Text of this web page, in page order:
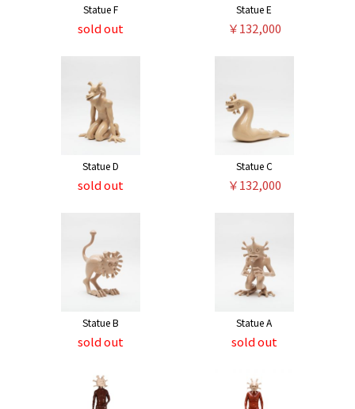
Statue F
sold out
Statue E
￥132,000
Statue D
sold out
Statue C
￥132,000
Statue B
sold out
Statue A
sold out